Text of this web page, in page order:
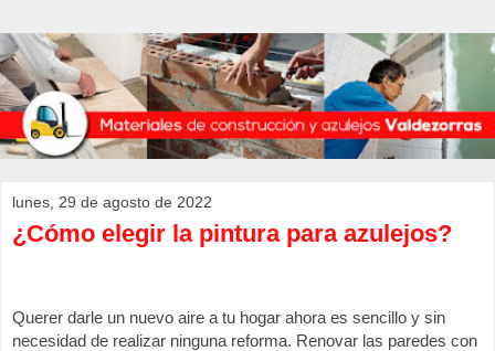
lunes, 29 de agosto de 2022
¿Cómo elegir la pintura para azulejos?
Querer darle un nuevo aire a tu hogar ahora es sencillo y sin
necesidad de realizar ninguna reforma. Renovar las paredes con